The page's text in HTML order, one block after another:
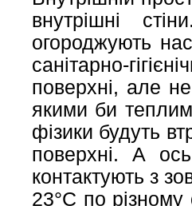
внутрішні
огороджують
санітарно-
поверхні, але
якими би
фізики будуть
поверхні. А
контактують з
23°С по різному